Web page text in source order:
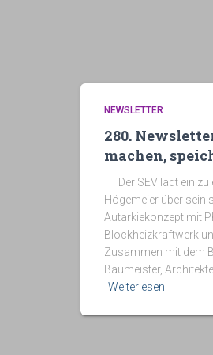
NEWSLETTER
280.
machen,
Der SEV lädt ein zu
Högemeier über sein
Autarkiekonzept mit
Blockheizkraftwerk
Zusammen mit dem
Baumeister,
Weiterlesen